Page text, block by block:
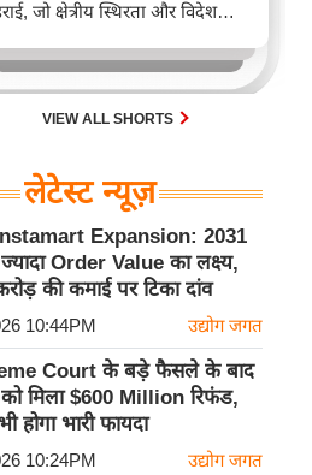
जो क्षेत्रीय स्थिरता और विदेश
है।
VIEW ALL SHORTS
लेटेस्ट न्यूज़
Expansion: 2031
Order Value का लक्ष्य,
की कमाई पर टिका दांव
10:44PM उद्योग जगत
Court के बड़े फैसले के बाद
मिला $600 Million रिफंड,
होगा भारी फायदा
10:24PM उद्योग जगत